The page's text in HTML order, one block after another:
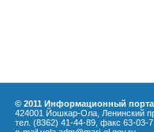
© 2011 Информационный
424001 Йошкар-Ола, Ленинский
тел. (8362) 41-44-89, факс 63-03-